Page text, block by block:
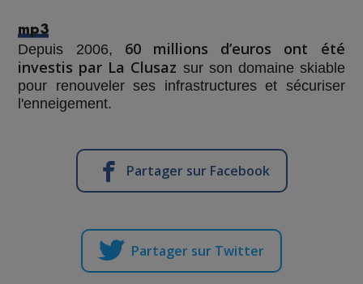
mp3
Depuis 2006, 60 millions d’euros ont été
investis par La Clusaz sur son domaine skiable
pour renouveler ses infrastructures et sécuriser
l'enneigement.
Partager sur Facebook
Partager sur Twitter